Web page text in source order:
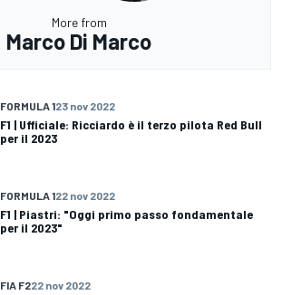
More from
Marco Di Marco
FORMULA 123 nov 2022
F1 | Ufficiale: Ricciardo è il terzo pilota Red Bull
per il 2023
FORMULA 122 nov 2022
F1 | Piastri: "Oggi primo passo fondamentale
per il 2023"
FIA F222 nov 2022